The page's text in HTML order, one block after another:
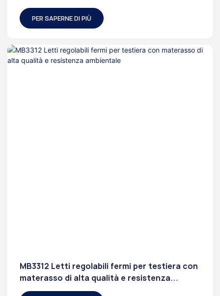
PER SAPERNE DI PIÙ
MB3312 Letti regolabili fermi per testiera con
materasso di alta qualità e resistenza
ambientale